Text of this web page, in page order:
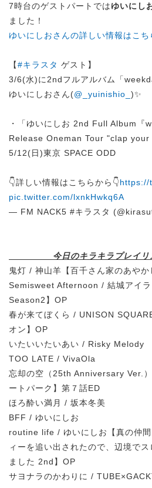
7時台のゲストパートではゆいにし
ました！
ゆいにしおさんの詳しい情報はこち
【#キラスタ ゲスト】
3/6(水)に2ndフルアルバム「
ゆいにしおさん(@_yuinishio_ )✨
・「ゆいにしお 2nd Full Album『
Release Oneman Tour "clap your
5/12(日)東京 SPACE ODD
👇詳しい情報はこちらから👇https://
pic.twitter.com/lxnkHwkq6A
— FM NACK5 #キラスタ
今日のキラキラプレ
鬼灯 / 神山羊【百千さん家のあやか
Semisweet Afternoon / 結城アイラ
Season2】OP
春が来てぼくら / UNISON
オン】OP
いたいいたいあい / Risky Melody
TOO LATE / VivaOla
忘却の空（25th Anniversary Ver.
ートパーク】第７話ED
ほろ酔い満月 / 坂本冬美
BFF / ゆいにしお
routine life / ゆいにしお【真の仲間
ィーを追い出されたので、辺境で
ました 2nd】OP
サヨナラのかわりに /